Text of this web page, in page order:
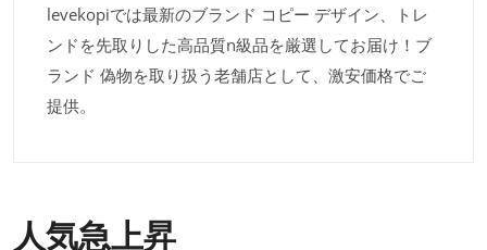
levekopiでは最新のブランド コピー デザイン、トレ
ンドを先取りした高品質n級品を厳選してお届け！ブ
ランド 偽物を取り扱う老舗店として、激安価格でご
提供。
人気急上昇